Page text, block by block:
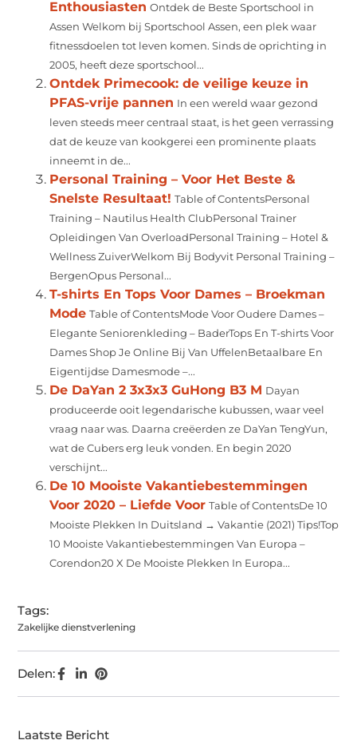
Enthousiasten Ontdek de Beste Sportschool in
Assen Welkom bij Sportschool Assen, een plek waar
fitnessdoelen tot leven komen. Sinds de oprichting in
2005, heeft deze sportschool...
Ontdek Primecook: de veilige keuze in
PFAS-vrije pannen In een wereld waar gezond
leven steeds meer centraal staat, is het geen verrassing
dat de keuze van kookgerei een prominente plaats
inneemt in de...
Personal Training – Voor Het Beste &
Snelste Resultaat! Table of ContentsPersonal
Training – Nautilus Health ClubPersonal Trainer
Opleidingen Van OverloadPersonal Training – Hotel &
Wellness ZuiverWelkom Bij Bodyvit Personal Training –
BergenOpus Personal...
T-shirts En Tops Voor Dames – Broekman
Mode Table of ContentsMode Voor Oudere Dames –
Elegante Seniorenkleding – BaderTops En T-shirts Voor
Dames Shop Je Online Bij Van UffelenBetaalbare En
Eigentijdse Damesmode –...
De DaYan 2 3x3x3 GuHong B3 M Dayan
produceerde ooit legendarische kubussen, waar veel
vraag naar was. Daarna creëerden ze DaYan TengYun,
wat de Cubers erg leuk vonden. En begin 2020
verschijnt...
De 10 Mooiste Vakantiebestemmingen
Voor 2020 – Liefde Voor Table of ContentsDe 10
Mooiste Plekken In Duitsland → Vakantie (2021) Tips!Top
10 Mooiste Vakantiebestemmingen Van Europa –
Corendon20 X De Mooiste Plekken In Europa...
Tags:
Zakelijke dienstverlening
Delen:
Laatste Bericht